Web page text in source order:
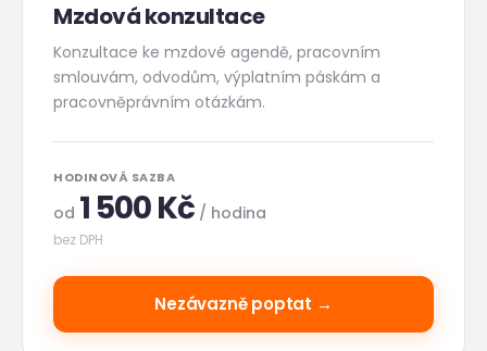
Mzdová konzultace
Konzultace ke mzdové agendě, pracovním
smlouvám, odvodům, výplatním páskám a
pracovněprávním otázkám.
HODINOVÁ SAZBA
od 1 500Kč / hodina
bez DPH
Nezávazně poptat →